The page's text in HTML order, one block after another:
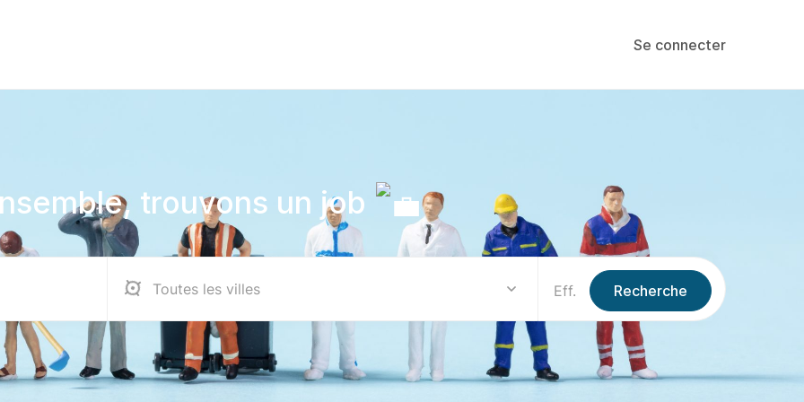
Se connecter
trouvons un job
Eff. Recherche